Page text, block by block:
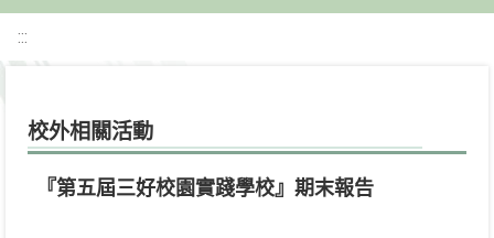
:::
校外相關活動
『第五屆三好校園實踐學校』期末報告